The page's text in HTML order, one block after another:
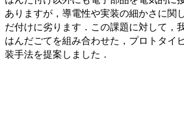
ありますが，導電性や実装の細かさに関
だ付けに劣ります．この課題に対して，
はんだごてを組み合わせた，プロトタイ
装手法を提案しました．